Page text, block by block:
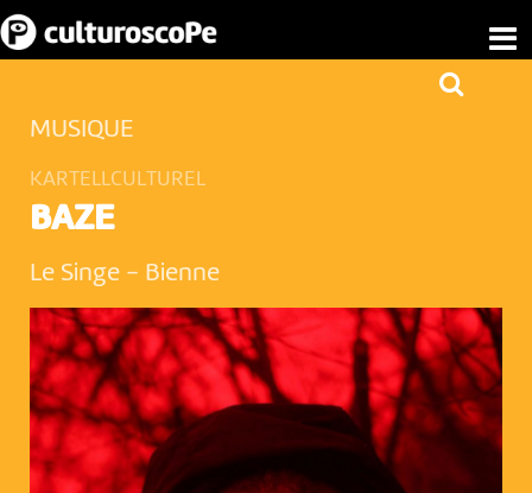
MUSIQUE
KARTELLCULTUREL
BAZE
Le Singe - Bienne